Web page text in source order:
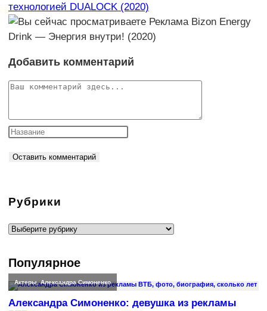
технологией DUALOCK (2020)
Добавить комментарий
Комментарий
Рубрики
Рубрики
Популярное
Актеры,Александра Симоненко
Александра Симоненко: девушка из рекламы